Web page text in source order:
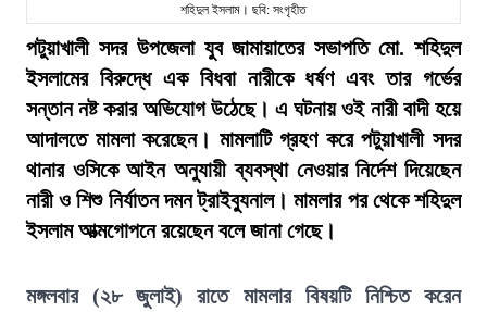
শহিদুল ইসলাম। ছবি: সংগৃহীত
পটুয়াখালী সদর উপজেলা যুব জামায়াতের সভাপতি মো. শহিদুল
ইসলামের বিরুদ্ধে এক বিধবা নারীকে ধর্ষণ এবং তার গর্ভের
সন্তান নষ্ট করার অভিযোগ উঠেছে। এ ঘটনায় ওই নারী বাদী হয়ে
আদালতে মামলা করেছেন। মামলাটি গ্রহণ করে পটুয়াখালী সদর
থানার ওসিকে আইন অনুযায়ী ব্যবস্থা নেওয়ার নির্দেশ দিয়েছেন
নারী ও শিশু নির্যাতন দমন ট্রাইব্যুনাল। মামলার পর থেকে শহিদুল
ইসলাম আত্মগোপনে রয়েছেন বলে জানা গেছে।
মঙ্গলবার (২৮ জুলাই) রাতে মামলার বিষয়টি নিশ্চিত করেন